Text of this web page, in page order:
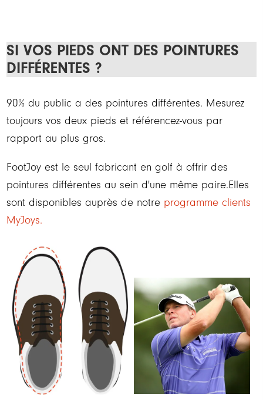
SI VOS PIEDS ONT DES POINTURES
DIFFÉRENTES ?
90% du public a des pointures différentes. Mesurez
toujours vos deux pieds et référencez-vous par
rapport au plus gros.
FootJoy est le seul fabricant en golf à offrir des
pointures différentes au sein d'une même paire.Elles
sont disponibles auprès de notre programme clients
MyJoys.